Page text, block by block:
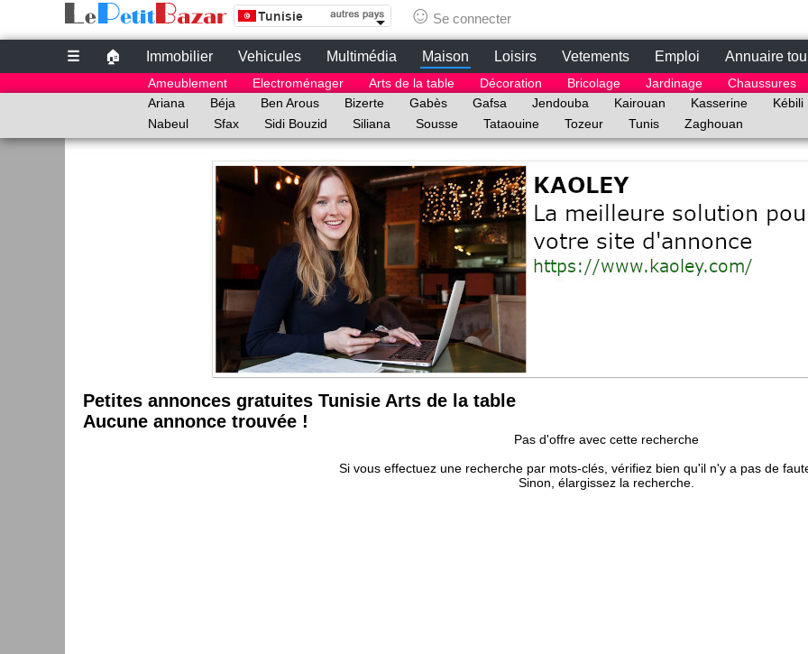
☺ Se connecter
Site de petites Annonces Gratuites au Tunisie | tunisie.lepetitbazar.fr
☰ 🏠 Immobilier Vehicules Multimédia Maison Loisirs Vetements Emploi Annuaire
Petites annonces gratuites au Tunisie
Ameublement Electroménager Arts de la table Décoration Bricolage Jardinage Chaussures
Ariana
Béja Ben Arous Bizerte Gabès Gafsa Jendouba Kairouan Kasserine Kébili
Nabeul
Sfax Sidi Bouzid Siliana Sousse Tataouine Tozeur Tunis Zaghouan
Petites annonces gratuites Tunisie Arts de la table
Aucune annonce trouvée !
Pas d'offre avec cette recherche
Si vous effectuez une recherche par mots-clés, vérifiez bien qu'il n'y a pas de
Sinon, élargissez la recherche.